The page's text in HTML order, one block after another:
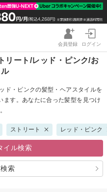
会員登録 ログイン
リート/レッド・ピンク/お
ド・ピンクの髪型・ヘアスタイルを
ます。あなたに合った髪型を見つけ
ストリート レッド・ピンク
イル検索
索